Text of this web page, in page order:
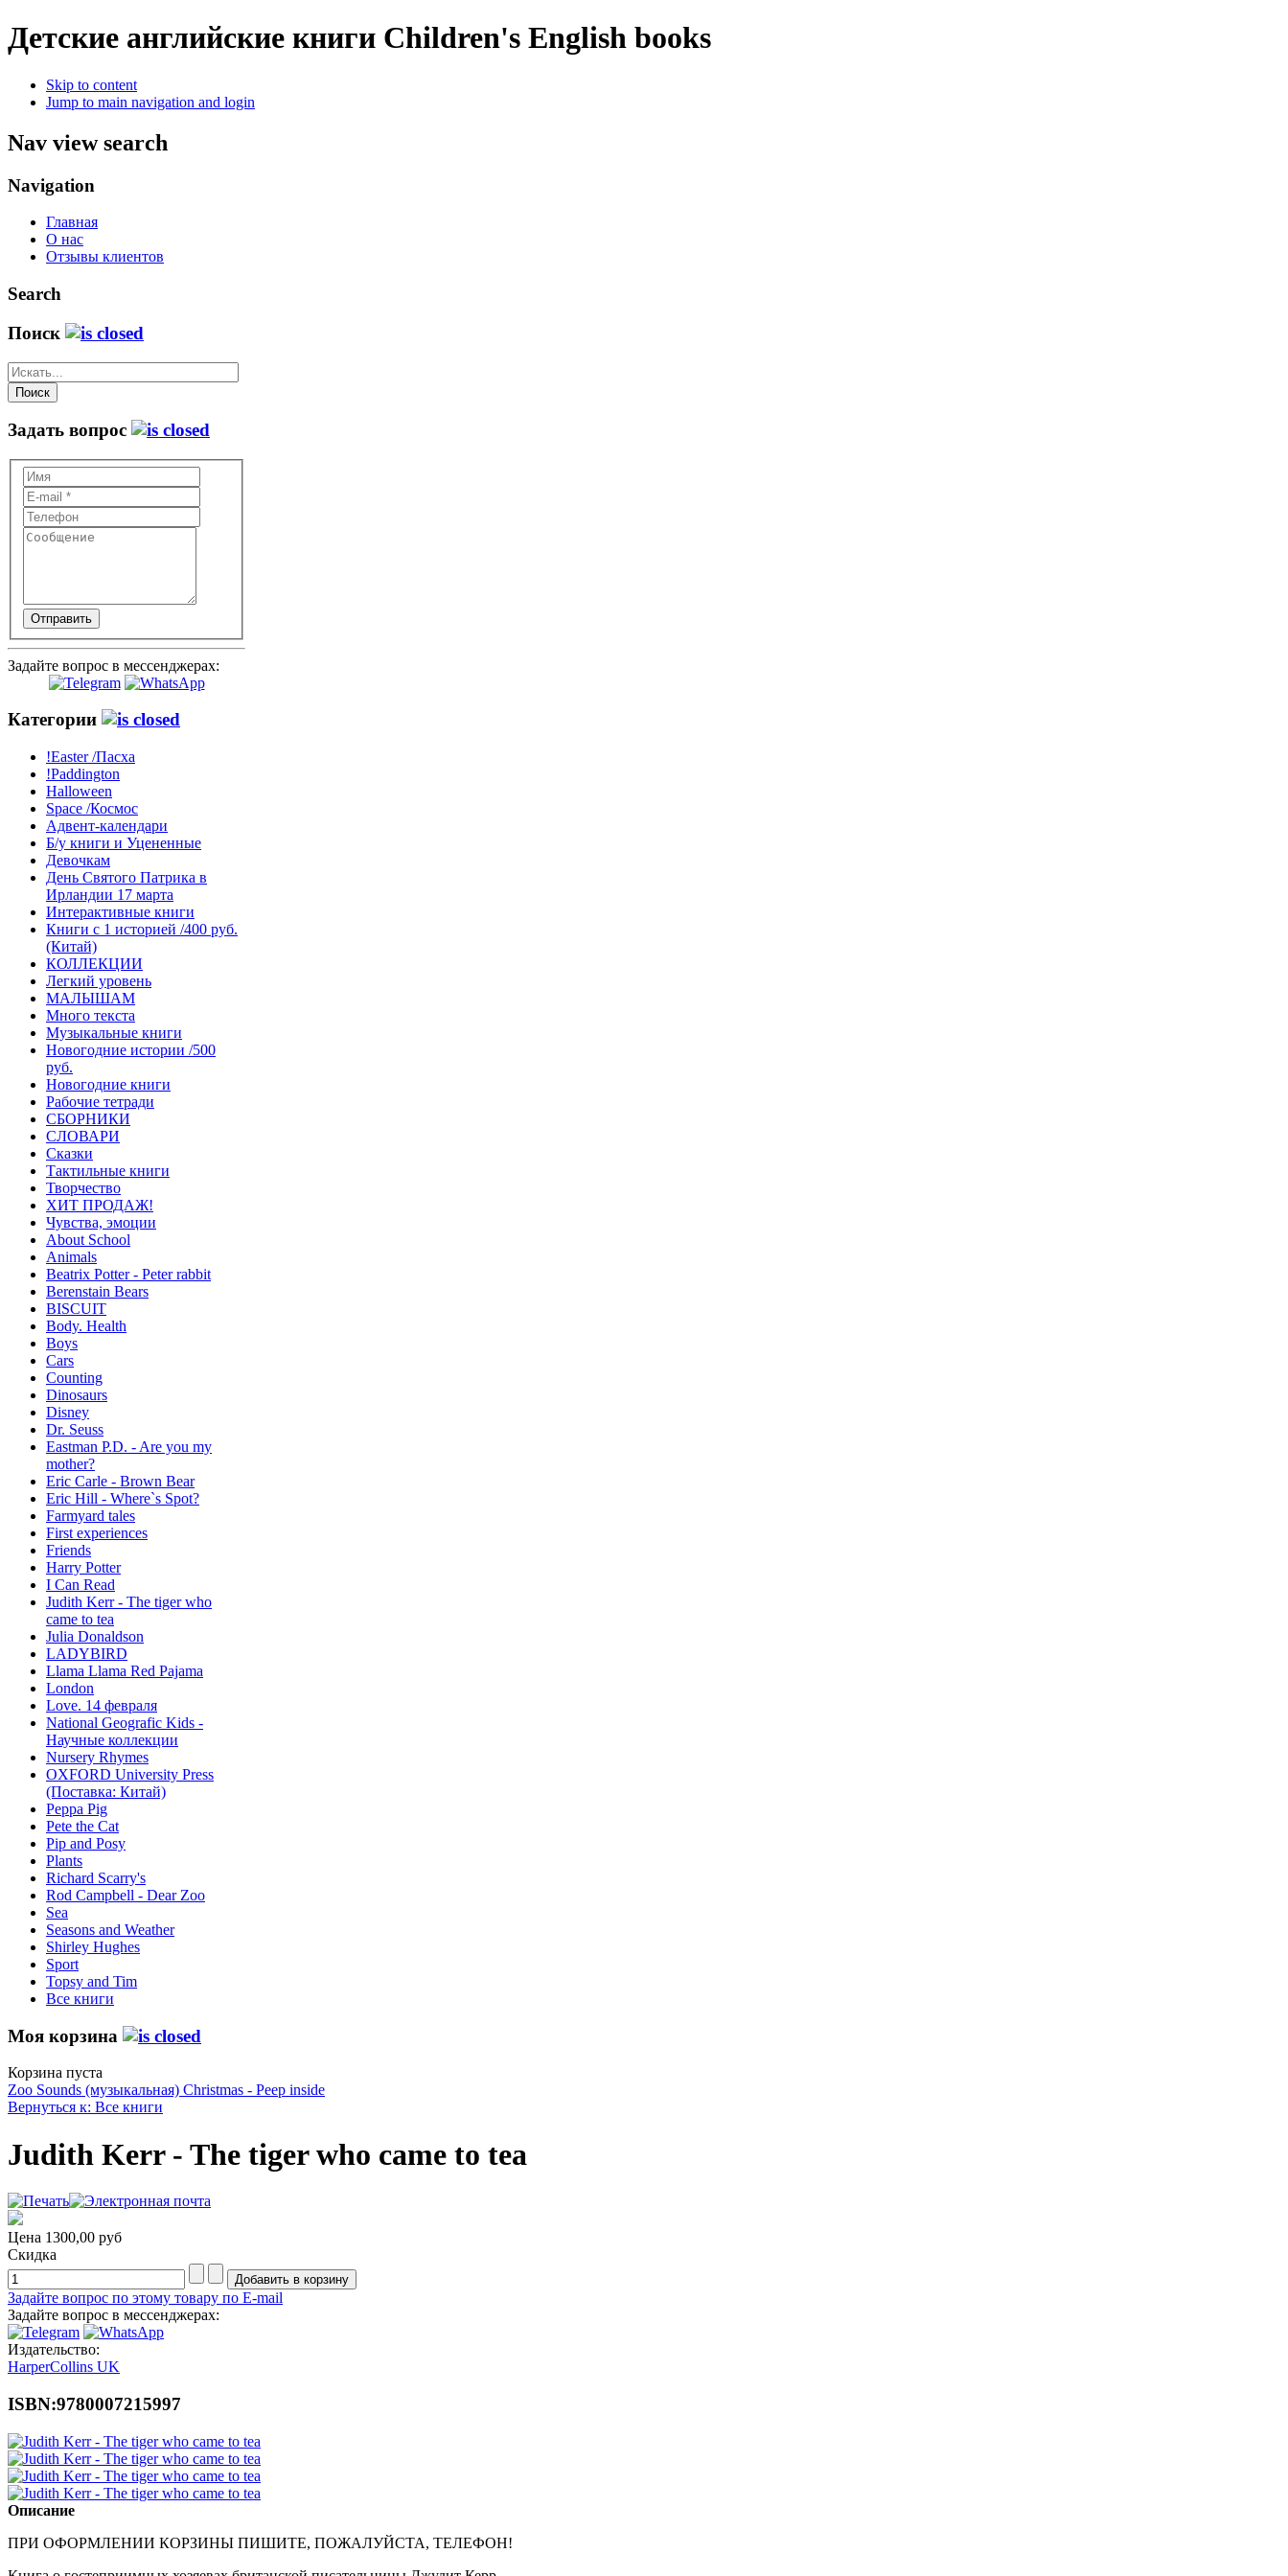
Детские английские книги Children's English books
Skip to content
Jump to main navigation and login
Nav view search
Navigation
Главная
О нас
Отзывы клиентов
Search
Поиск
Задать вопрос
Отправить
Задайте вопрос в мессенджерах:
Категории
!Easter /Пасха
!Paddington
Halloween
Space /Космос
Адвент-календари
Б/у книги и Уцененные
Девочкам
День Святого Патрика в
Ирландии 17 марта
Интерактивные книги
Книги с 1 историей /400 руб.
(Китай)
КОЛЛЕКЦИИ
Легкий уровень
МАЛЫШАМ
Много текста
Музыкальные книги
Новогодние истории /500
руб.
Новогодние книги
Рабочие тетради
СБОРНИКИ
СЛОВАРИ
Сказки
Тактильные книги
Творчество
ХИТ ПРОДАЖ!
Чувства, эмоции
About School
Animals
Beatrix Potter - Peter rabbit
Berenstain Bears
BISCUIT
Body. Health
Boys
Cars
Counting
Dinosaurs
Disney
Dr. Seuss
Eastman P.D. - Are you my
mother?
Eric Carle - Brown Bear
Eric Hill - Where`s Spot?
Farmyard tales
First experiences
Friends
Harry Potter
I Can Read
Judith Kerr - The tiger who
came to tea
Julia Donaldson
LADYBIRD
Llama Llama Red Pajama
London
Love. 14 февраля
National Geografic Kids -
Научные коллекции
Nursery Rhymes
OXFORD University Press
(Поставка: Китай)
Peppa Pig
Pete the Сat
Pip and Posy
Plants
Richard Scarry's
Rod Campbell - Dear Zoo
Sea
Seasons and Weather
Shirley Hughes
Sport
Topsy and Tim
Все книги
Моя корзина
Корзина пуста
Zoo Sounds (музыкальная) Christmas - Peep inside
Вернуться к: Все книги
Judith Kerr - The tiger who came to tea
Цена 1300,00 руб
Скидка
Задайте вопрос по этому товару по E-mail
Задайте вопрос в мессенджерах:
Издательство:
HarperCollins UK
ISBN:9780007215997
Описание
ПРИ ОФОРМЛЕНИИ КОРЗИНЫ ПИШИТЕ, ПОЖАЛУЙСТА, ТЕЛЕФОН!